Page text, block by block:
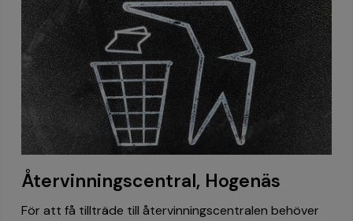
Återvinningscentral, Hogenäs
För att få tillträde till återvinningscentralen behöver